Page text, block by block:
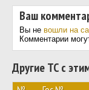
Ваш
Вы не вошли на
Комментарии
Другие ТС с